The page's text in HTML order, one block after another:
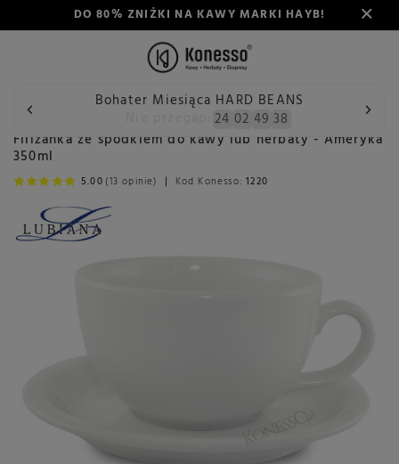
DO 80% ZNIŻKI NA KAWY MARKI HAYB!
Bohater Miesiąca HARD BEANS
24 02 49 37
Wstecz Konesso Akcesoria Rodzaj Porcelana i szkło
Filiżanka ze spodkiem do kawy lub herbaty - Ameryka
350ml
5.00 (13 opinie) Kod Konesso:1220